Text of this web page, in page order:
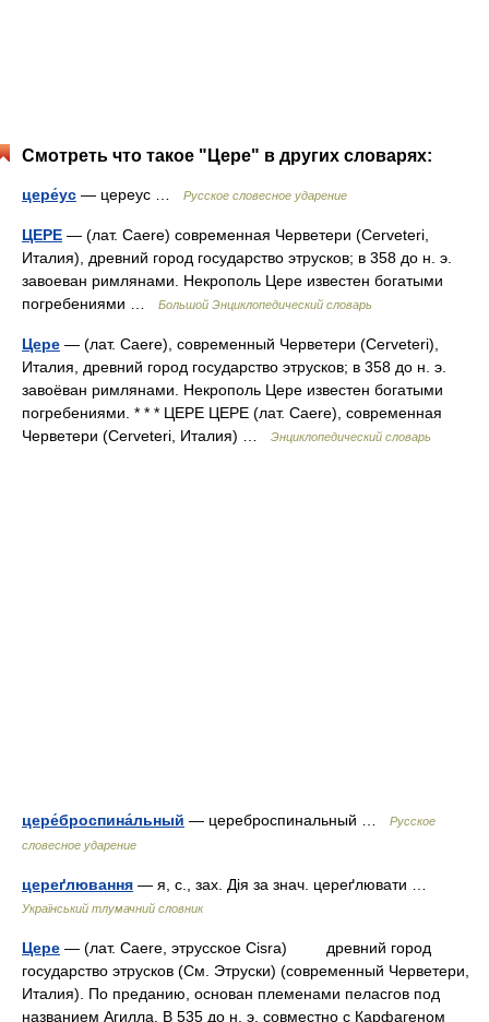
Смотреть что такое "Цере" в других словарях:
цере́ус — цереус … Русское словесное ударение
ЦЕРЕ — (лат. Caere) современная Черветери (Cerveteri,
Италия), древний город государство этрусков; в 358 до н. э.
завоеван римлянами. Некрополь Цере известен богатыми
погребениями …
Большой Энциклопедический словарь
Цере — (лат. Caere), современный Черветери (Cerveteri),
Италия, древний город государство этрусков; в 358 до н. э.
завоёван римлянами. Некрополь Цере известен богатыми
погребениями. * * * ЦЕРЕ ЦЕРЕ (лат. Caere), современная
Черветери (Cerveteri, Италия) …
Энциклопедический словарь
цере́броспина́льный — цереброспинальный …
Русское
словесное ударение
цереґлювання — я, с., зах. Дія за знач. цереґлювати …
Український тлумачний словник
Цере — (лат. Caere, этрусское Cisra) древний город
государство этрусков (См. Этруски) (современный Черветери,
Италия). По преданию, основан племенами пеласгов под
названием Агилла. В 535 до н. э. совместно с Карфагеном